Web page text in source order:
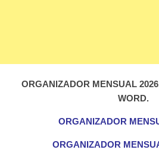
ORGANIZADOR MENSUAL
WORD.
ORGANIZADOR
ORGANIZADOR